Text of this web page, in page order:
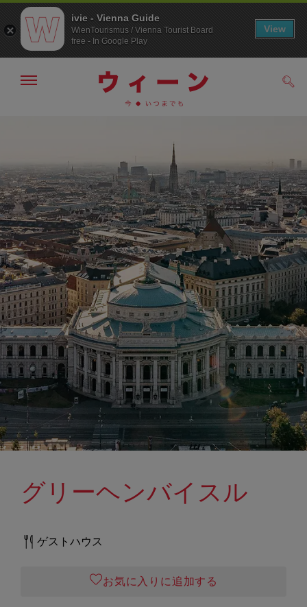
へ
ジ
の
ト
ッ
プ
へ
メ
非
表
示
グリーヘンバイスル
ゲストハウス
お気に入りに追加する
ivie - Vienna Guide
WienTourismus / Vienna Tourist Board
free - In Google Play
View